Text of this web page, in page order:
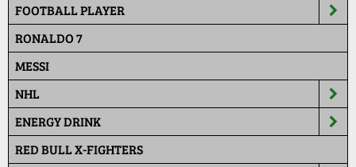
FOOTBALL PLAYER
RONALDO 7
MESSI
NHL
ENERGY DRINK
RED BULL X-FIGHTERS